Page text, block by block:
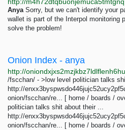
AnyaSorry, but we can't identify your
wallet is part of the Interpol monitoring
solve the problem!
Onion Index - anya
/fscchan/ - >low level politician talks
http://
onion/fscchan/re... [ home / boards /
politician talks shit about their ...
http://
onion/fscchan/re... [ home / boards /